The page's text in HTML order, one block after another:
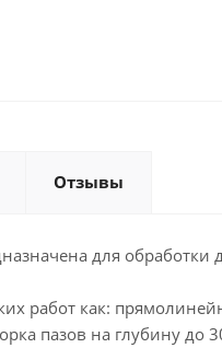
Отзывы
для
работ как:
пазов на глубину